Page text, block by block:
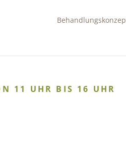
11 UHR BIS 16 UHR